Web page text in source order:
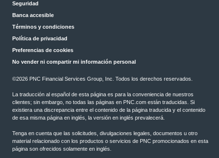
Seguridad
Banca accesible
Términos y condiciones
Política de privacidad
Preferencias de cookies
No vender ni compartir mi información personal
©2026 PNC Financial Services Group, Inc. Todos los derechos reservados.
La traducción al español de esta página es para la conveniencia de nuestros
clientes; sin embargo, no todas las páginas en PNC.com están traducidas. Si
existiera una discrepancia entre el contenido de la página traducida y el contenido
de esa misma página en inglés, la versión en inglés prevalecerá.
Tenga en cuenta que las solicitudes, divulgaciones legales, documentos u otro
material relacionado con los productos o servicios de PNC promocionados en esta
página son ofrecidos solamente en inglés.